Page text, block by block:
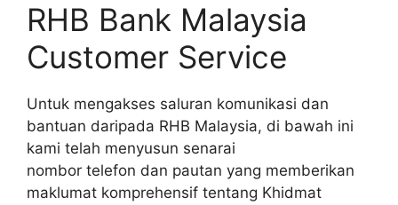
RHB Bank Malaysia
Customer Service
Untuk mengakses saluran komunikasi dan
bantuan daripada RHB Malaysia, di bawah ini
kami telah menyusun senarai
nombor telefon dan pautan yang memberikan
maklumat komprehensif tentang Khidmat